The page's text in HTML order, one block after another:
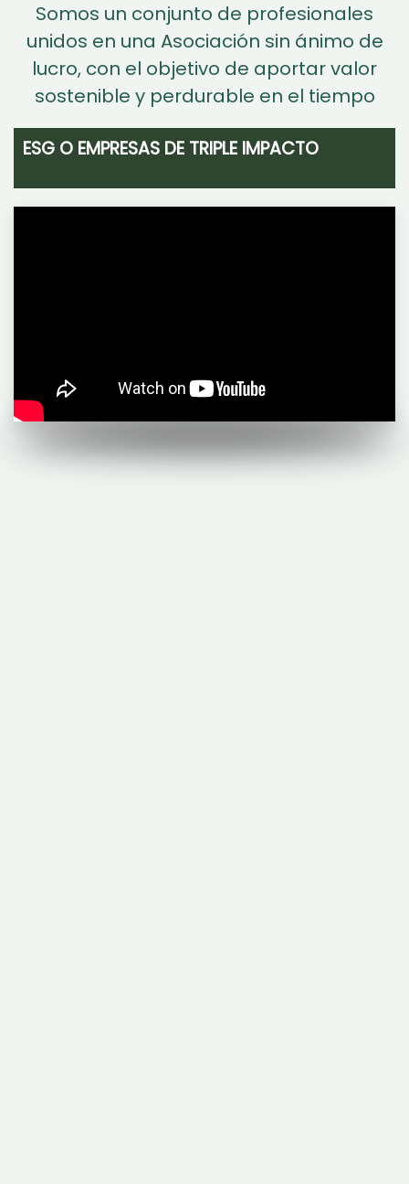
Somos un conjunto de profesionales
unidos en una Asociación sin ánimo de
lucro, con el objetivo de aportar valor
sostenible y perdurable en el tiempo
ESG O EMPRESAS DE TRIPLE IMPACTO